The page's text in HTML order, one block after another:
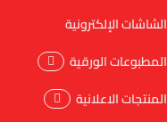
الشاشات الإلكترونية
المطبوعات الورقية
المنتجات الاعلانية